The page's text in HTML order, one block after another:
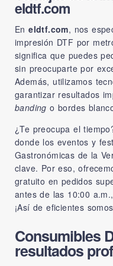
eldtf.com
Eneldtf.com, nos
impresión DTF por
significa que puedes
sin preocuparte por
Además, utilizamos
garantizar resultados
banding o bordes
¿Te preocupa el
donde los eventos y
Gastronómicas de la
clave. Por eso,
gratuito en pedidos
antes de las 10:00
¡Así de eficientes
Consumibles
resultados